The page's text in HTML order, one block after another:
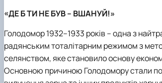
«ДЕ Б ТИ НЕ БУВ – ВШАНУЙ!»
Голодомор 1932–1933 років – одна з
радянським тоталітарним режимом з
селянством, яке становило основу
Основною причиною Голодомору стали